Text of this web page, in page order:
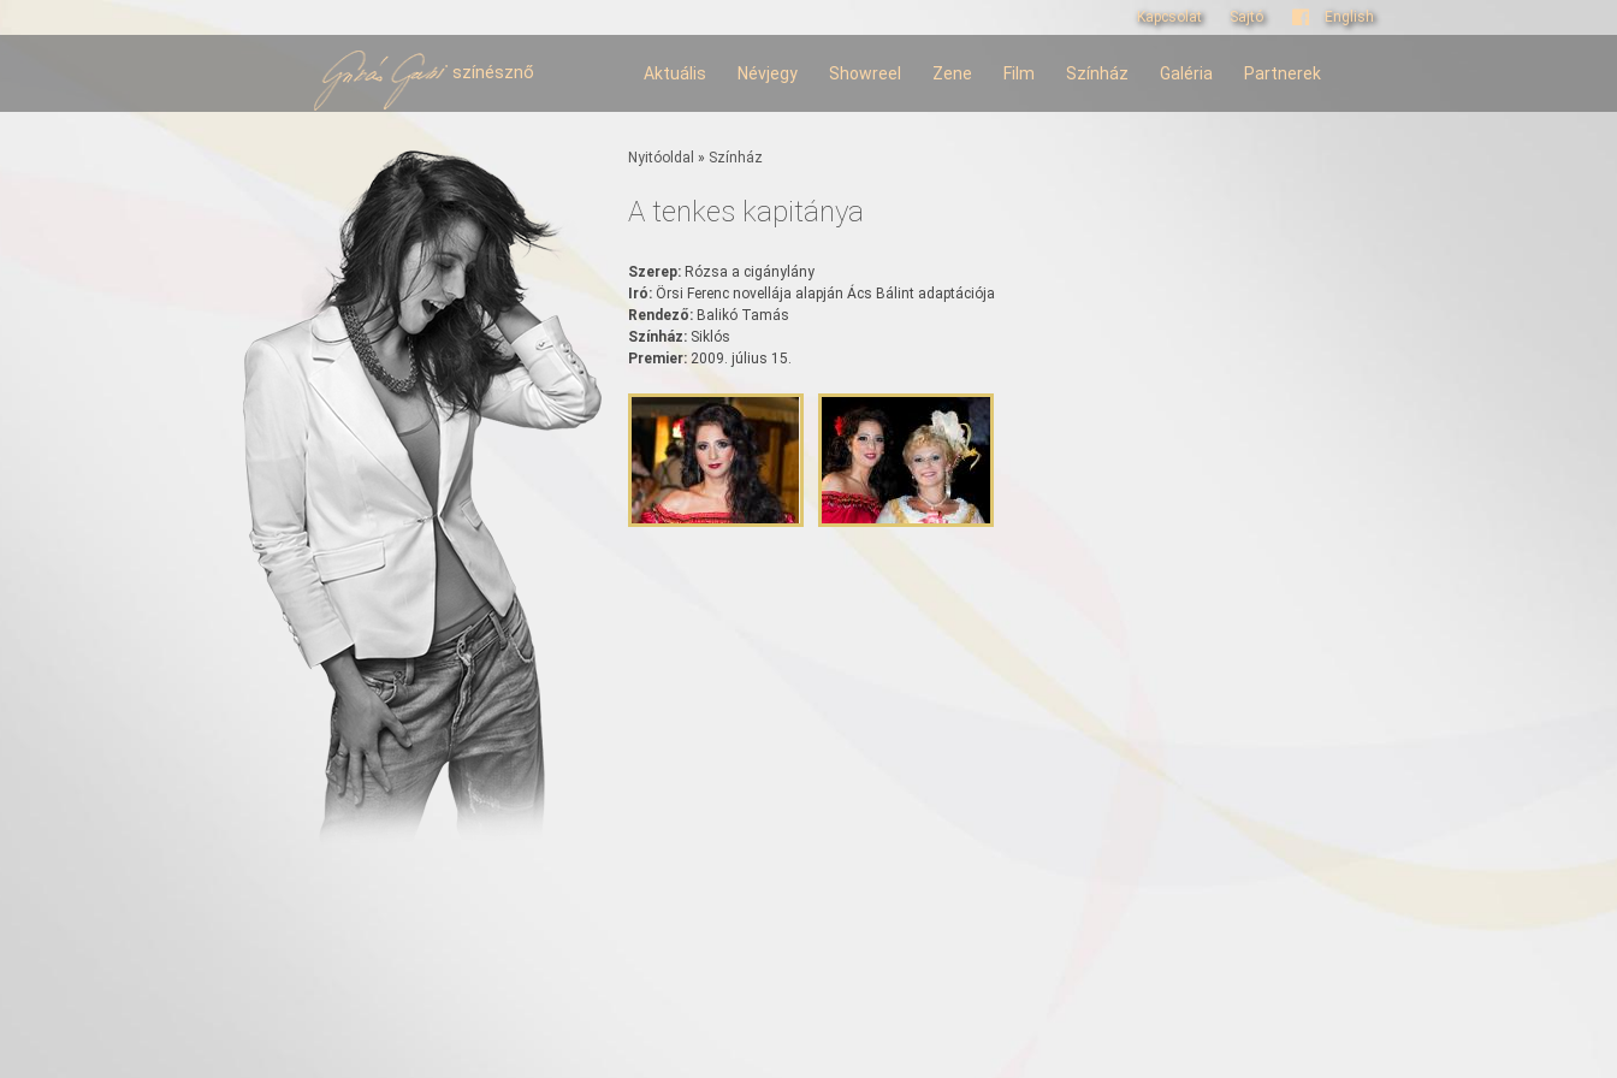
tartalomra
Kapcsolat Sajtó English
színésznő Aktuális Névjegy Showreel Zene Film Színház Galéria Partnerek
Jelenlegi hely
Nyitóoldal » Színház
A tenkes kapitánya
Szerep: Rózsa a cigánylány
Iró: Örsi Ferenc novellája alapján Ács Bálint adaptációja
Rendező: Balikó Tamás
Színház: Siklós
Premier: 2009. július 15.